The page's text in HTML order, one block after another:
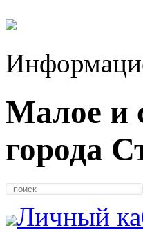
Малое и
города
Личный